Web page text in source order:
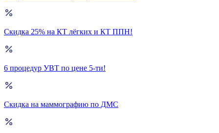
Скидка 25% на КТ лёгких и КТ ППН!
6 процедур УВТ по цене 5-ти!
Скидка на маммографию по ДМС